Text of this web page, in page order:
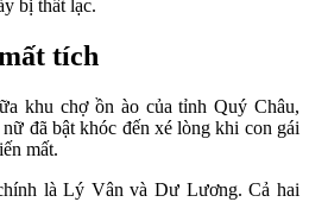
bị thất lạc.
tích
khu chợ ồn ào của tỉnh Quý Châu,
đã bật khóc đến xé lòng khi con gái
mất.
là Lý Vân và Dư Lương. Cả hai